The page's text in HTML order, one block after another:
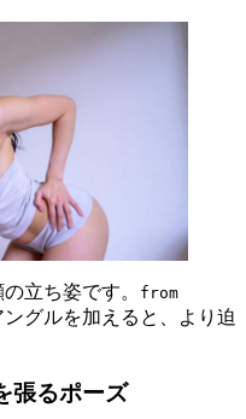
立ち姿です。
from
ングルを加えると、より迫
張るポーズ